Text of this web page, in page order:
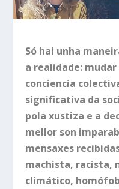
Só hai unha
a realidade: mudar
conciencia
significativa da
pola xustiza e a
mellor son
mensaxes
machista, racista,
climático,